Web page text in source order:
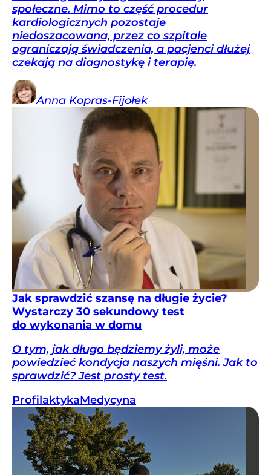
społeczne. Mimo to część procedur
kardiologicznych pozostaje
niedoszacowana, przez co szpitale
ograniczają świadczenia, a pacjenci dłużej
czekają na diagnostykę i terapię.
Anna Kopras-Fijołek
Jak sprawdzić szansę na długie życie?
Wystarczy 30 sekundowy test
do wykonania w domu
O tym, jak długo będziemy żyli, może
powiedzieć kondycja naszych mięśni. Jak to
sprawdzić? Jest prosty test.
ProfilaktykaMedycyna